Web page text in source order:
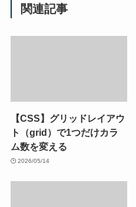
関連記事
【CSS】グリッドレイアウ
ト（grid）で1つだけカラ
ム数を変える
2026/05/14